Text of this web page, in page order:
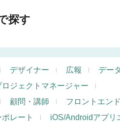
探す
デザイナー 広報
デー
ロジェクトマネージャー
顧問・講師
フロントエン
レート
iOS/Androidアプリ